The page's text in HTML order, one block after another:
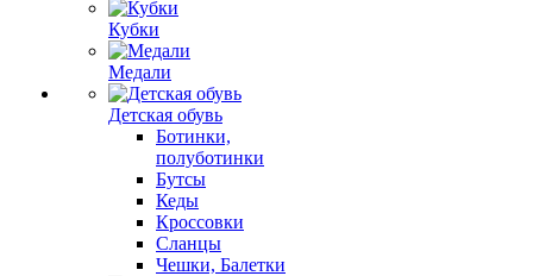
Кубки
Медали
Детская обувь
Ботинки,
полуботинки
Бутсы
Кеды
Кроссовки
Сланцы
Чешки, Балетки